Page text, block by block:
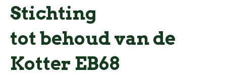
Stichting
tot behoud van de
Kotter EB68